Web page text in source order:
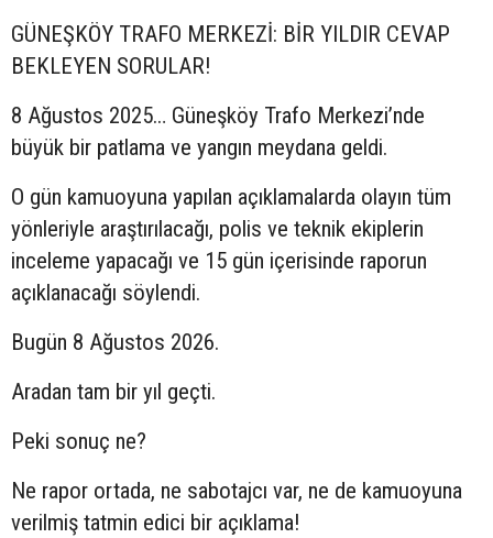
GÜNEŞKÖY TRAFO MERKEZİ: BİR YILDIR CEVAP
BEKLEYEN SORULAR!
8 Ağustos 2025… Güneşköy Trafo Merkezi’nde
büyük bir patlama ve yangın meydana geldi.
O gün kamuoyuna yapılan açıklamalarda olayın tüm
yönleriyle araştırılacağı, polis ve teknik ekiplerin
inceleme yapacağı ve 15 gün içerisinde raporun
açıklanacağı söylendi.
Bugün 8 Ağustos 2026.
Aradan tam bir yıl geçti.
Peki sonuç ne?
Ne rapor ortada, ne sabotajcı var, ne de kamuoyuna
verilmiş tatmin edici bir açıklama!